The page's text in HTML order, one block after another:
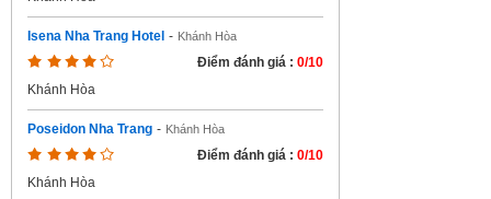
Isena Nha Trang Hotel - Khánh Hòa
Điểm đánh giá : 0/10
Khánh Hòa
Poseidon Nha Trang - Khánh Hòa
Điểm đánh giá : 0/10
Khánh Hòa